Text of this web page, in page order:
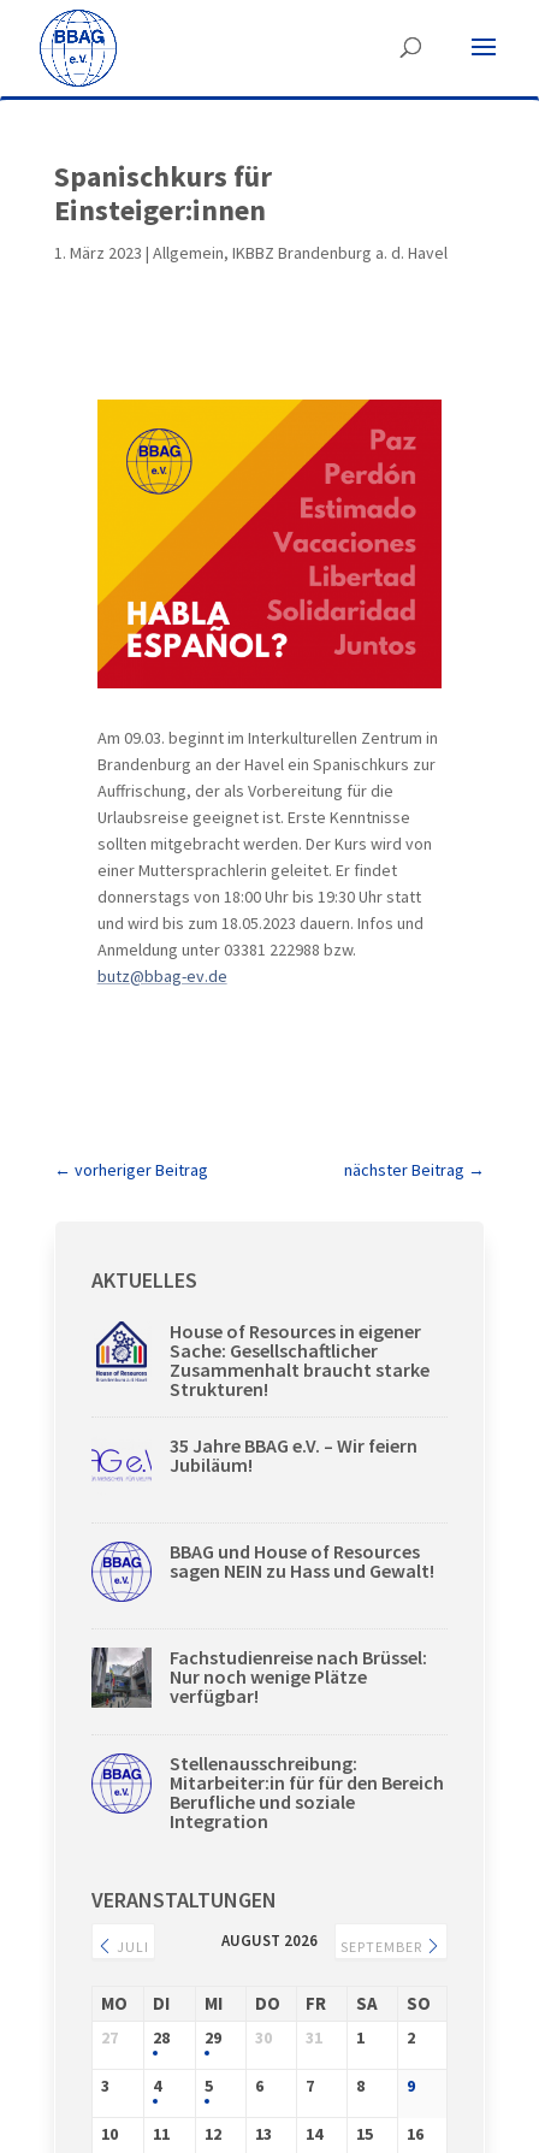
Spanischkurs für
Einsteiger:innen
1. März 2023 | Allgemein, IKBBZ Brandenburg a. d. Havel
Am 09.03. beginnt im Interkulturellen Zentrum in
Brandenburg an der Havel ein Spanischkurs zur
Auffrischung, der als Vorbereitung für die
Urlaubsreise geeignet ist. Erste Kenntnisse
sollten mitgebracht werden. Der Kurs wird von
einer Muttersprachlerin geleitet. Er findet
donnerstags von 18:00 Uhr bis 19:30 Uhr statt
und wird bis zum 18.05.2023 dauern. Infos und
Anmeldung unter 03381 222988 bzw.
butz@bbag-ev.de
← vorheriger Beitrag nächster Beitrag →
AKTUELLES
House of Resources in eigener
Sache: Gesellschaftlicher
Zusammenhalt braucht starke
Strukturen!
35 Jahre BBAG e.V. – Wir feiern
Jubiläum!
BBAG und House of Resources
sagen NEIN zu Hass und Gewalt!
Fachstudienreise nach Brüssel:
Nur noch wenige Plätze
verfügbar!
Stellenausschreibung:
Mitarbeiter:in für für den Bereich
Berufliche und soziale
Integration
VERANSTALTUNGEN
JULI AUGUST 2026 SEPTEMBER
MO DI MI DO FR SA SO
27 28 29 30 31 1 2
3 4 5 6 7 8 9
10 11 12 13 14 15 16